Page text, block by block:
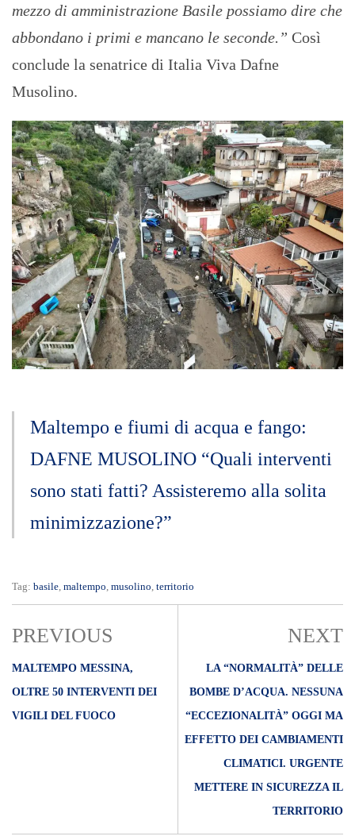
mezzo di amministrazione Basile possiamo dire che
abbondano i primi e mancano le seconde.” Così
conclude la senatrice di Italia Viva Dafne
Musolino.
Maltempo e fiumi di acqua e fango:
DAFNE MUSOLINO “Quali interventi
sono stati fatti? Assisteremo alla solita
minimizzazione?”
Tag: basile, maltempo, musolino, territorio
PREVIOUS
MALTEMPO MESSINA,
OLTRE 50 INTERVENTI DEI
VIGILI DEL FUOCO
NEXT
LA “NORMALITÀ” DELLE
BOMBE D’ACQUA. NESSUNA
“ECCEZIONALITÀ” OGGI MA
EFFETTO DEI CAMBIAMENTI
CLIMATICI. URGENTE
METTERE IN SICUREZZA IL
TERRITORIO